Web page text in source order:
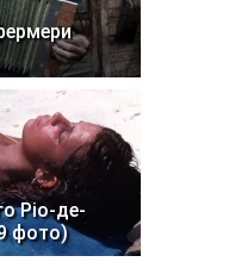
Ріо-де-
фото)